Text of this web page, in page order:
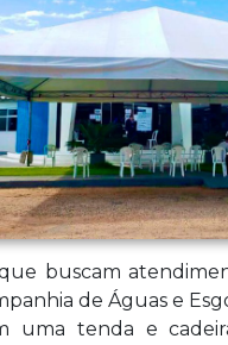
buscam
de Águas e
uma tenda e